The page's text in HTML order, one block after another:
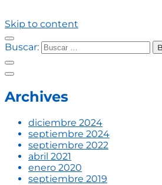
Skip to content
Buscar:
Archives
diciembre 2024
septiembre 2024
septiembre 2022
abril 2021
enero 2020
septiembre 2019